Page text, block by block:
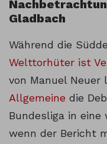
Gladbach
Während die
Welttorhüter ist
von Manuel
Allgemeine die
Bundesliga in eine
wenn der Bericht